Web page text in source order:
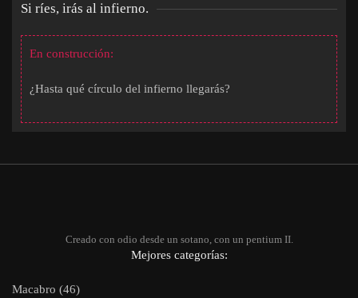
Si ríes, irás al infierno.
En construcción:
¿Hasta qué círculo del infierno llegarás?
Creado con odio desde un sotano, con un pentium II.
Mejores categorías:
Macabro (46)